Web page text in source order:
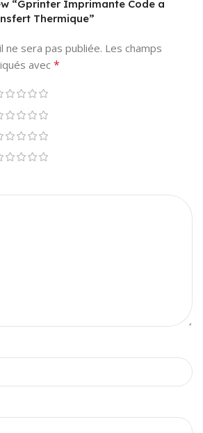
“Gprinter Imprimante Code a
Thermique”
sera pas publiée. Les champs
avec *